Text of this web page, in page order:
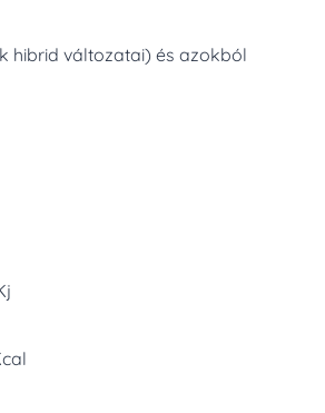
hibrid változatai) és azokból